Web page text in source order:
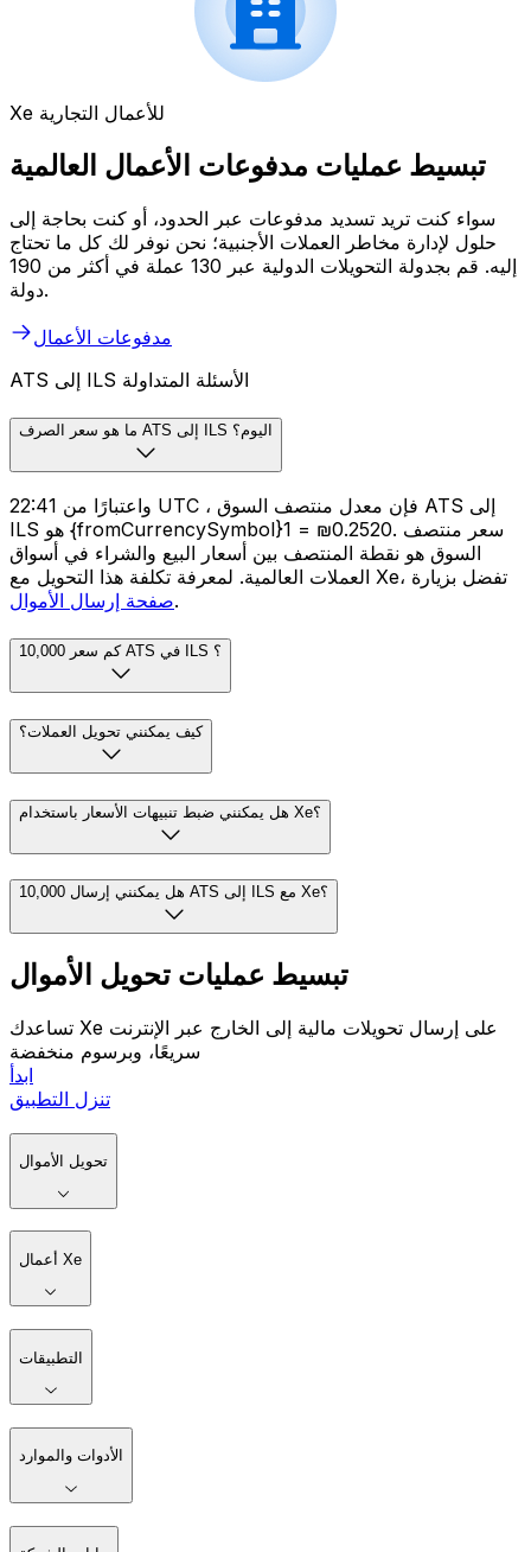
Xe للأعمال التجارية
تبسيط عمليات مدفوعات الأعمال العالمية
سواء كنت تريد تسديد مدفوعات عبر الحدود، أو كنت بحاجة إلى
حلول لإدارة مخاطر العملات الأجنبية؛ نحن نوفر لك كل ما تحتاج
إليه. قم بجدولة التحويلات الدولية عبر 130 عملة في أكثر من 190
دولة.
مدفوعات الأعمال
ATS إلى ILS الأسئلة المتداولة
ما هو سعر الصرف ATS إلى ILS اليوم؟
واعتبارًا من 22:41 UTC ، فإن معدل منتصف السوق ATS إلى
ILS هو {fromCurrencySymbol}1 = ₪0.2520. سعر منتصف
السوق هو نقطة المنتصف بين أسعار البيع والشراء في أسواق
العملات العالمية. لمعرفة تكلفة هذا التحويل مع Xe، تفضل بزيارة
صفحة إرسال الأموال.
كم سعر 10,000 ATS في ILS ؟
كيف يمكنني تحويل العملات؟
هل يمكنني ضبط تنبيهات الأسعار باستخدام Xe؟
هل يمكنني إرسال 10,000 ATS إلى ILS مع Xe؟
تبسيط عمليات تحويل الأموال
تساعدك Xe على إرسال تحويلات مالية إلى الخارج عبر الإنترنت
سريعًا، وبرسوم منخفضة
ابدأ
تنزل التطبيق
تحويل الأموال
أعمال Xe
التطبيقات
الأدوات والموارد